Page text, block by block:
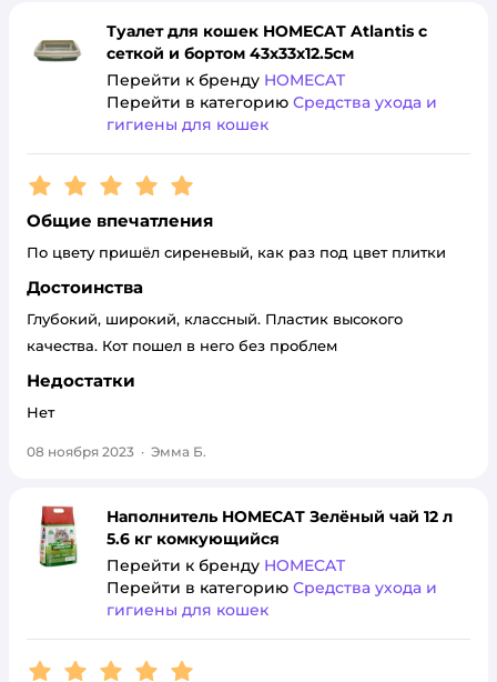
Туалет для кошек HOMECAT Atlantis с
сеткой и бортом 43х33х12.5см
Перейти к бренду HOMECAT
Перейти в категорию Средства ухода и
гигиены для кошек
Рейтинг:5
Общие впечатления
По цвету пришёл сиреневый, как раз под цвет плитки
Достоинства
Глубокий, широкий, классный. Пластик высокого
качества. Кот пошел в него без проблем
Недостатки
Нет
08 ноября 2023 · Эмма Б.
Наполнитель HOMECAT Зелёный чай 12 л
5.6 кг комкующийся
Перейти к бренду HOMECAT
Перейти в категорию Средства ухода и
гигиены для кошек
Рейтинг:5